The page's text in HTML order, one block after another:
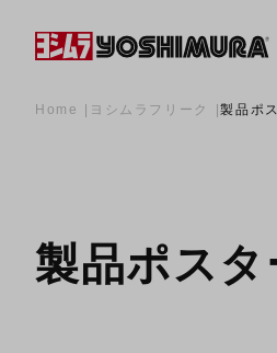
Home ヨシムラフリーク 製品ポ
製品ポス